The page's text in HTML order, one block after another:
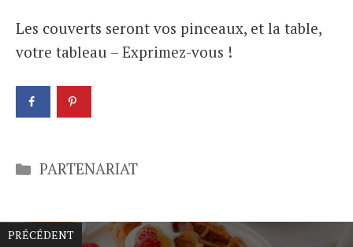
Les couverts seront vos pinceaux, et la table,
votre tableau – Exprimez-vous !
Catégories
PARTENARIAT
PRÉCÉDENT